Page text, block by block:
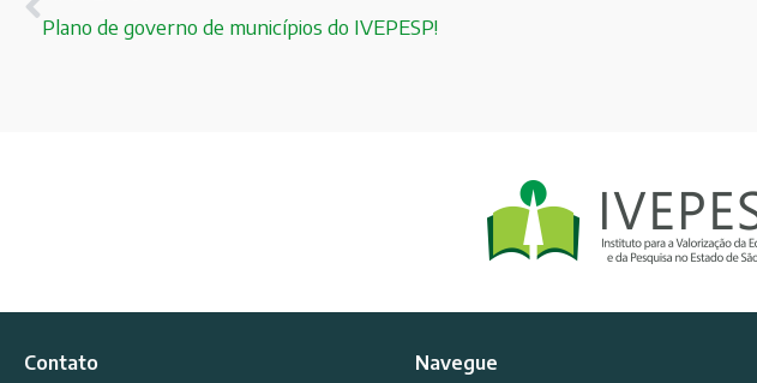
Plano de governo de municípios do IVEPESP!
Contato
Navegue